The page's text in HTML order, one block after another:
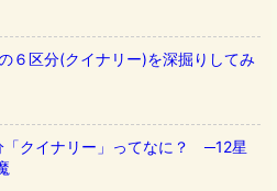
６区分(クイナリー)を深掘りしてみ
「クイナリー」ってなに？ ─12星